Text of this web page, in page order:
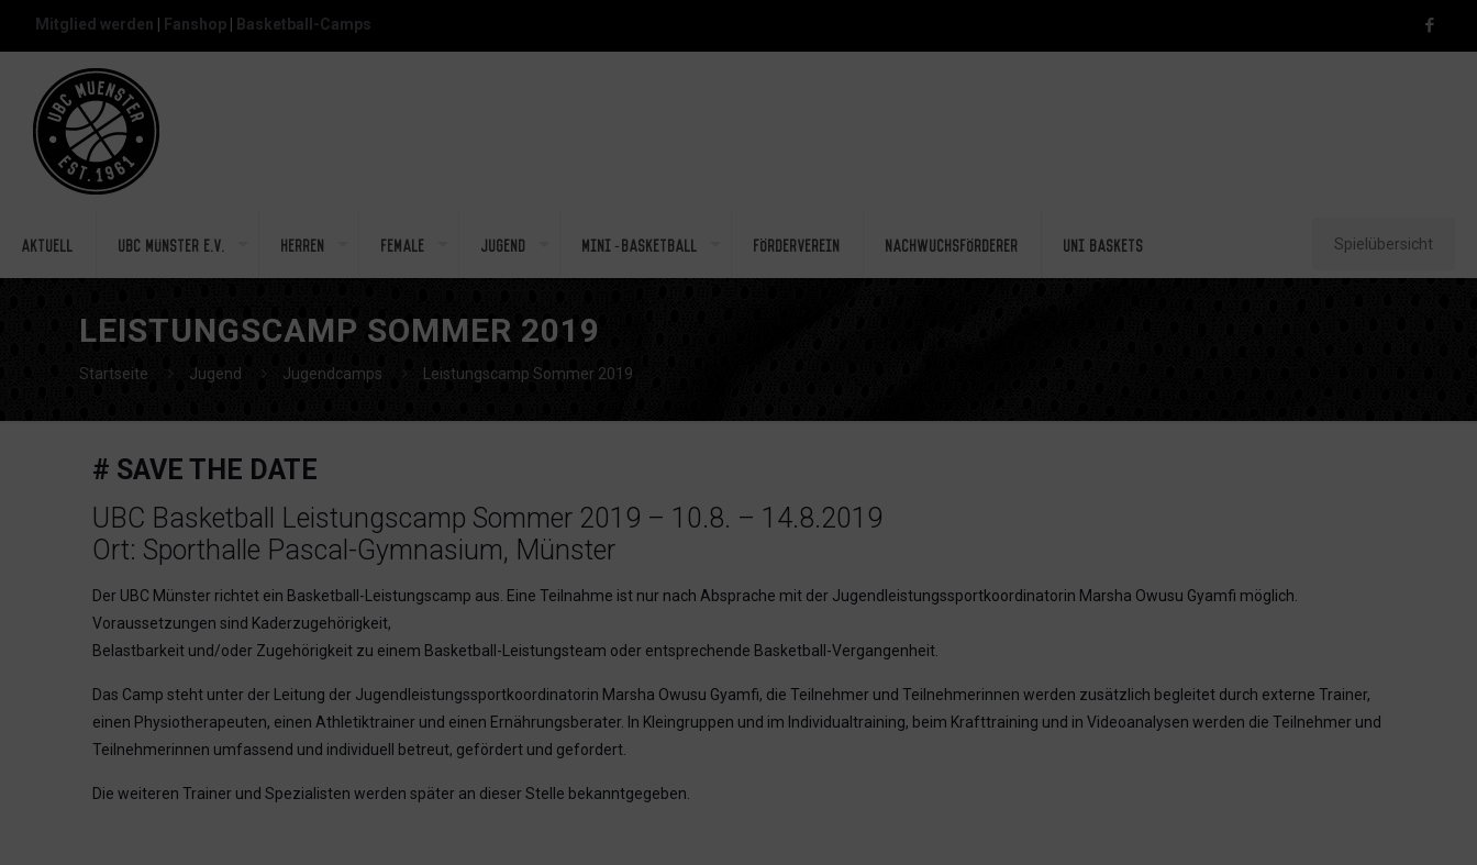
Mitglied werden Fanshop Basketball-Camps
Aktuell UBC Münster e.V. Herren Female Jugend Mini-Basketball Förderverein Nachwuchsförderer Uni Baskets Spielübersicht
LEISTUNGSCAMP SOMMER 2019
Startseite Jugend Jugendcamps Leistungscamp Sommer 2019
# SAVE THE DATE
UBC Basketball Leistungscamp Sommer 2019 – 10.8. – 14.8.2019
Ort: Sporthalle Pascal-Gymnasium, Münster
Der UBC Münster richtet ein Basketball-Leistungscamp aus. Eine Teilnahme ist nur nach Absprache mit der Jugendleistungssportkoordinatorin Marsha Owusu Gyamfi möglich.
Voraussetzungen sind Kaderzugehörigkeit,
Belastbarkeit und/oder Zugehörigkeit zu einem Basketball-Leistungsteam oder entsprechende Basketball-Vergangenheit.
Das Camp steht unter der Leitung der Jugendleistungssportkoordinatorin Marsha Owusu Gyamfi, die Teilnehmer und Teilnehmerinnen werden zusätzlich begleitet durch externe Trainer,
einen Physiotherapeuten, einen Athletiktrainer und einen Ernährungsberater. In Kleingruppen und im Individualtraining, beim Krafttraining und in Videoanalysen werden die Teilnehmer und
Teilnehmerinnen umfassend und individuell betreut, gefördert und gefordert.
Die weiteren Trainer und Spezialisten werden später an dieser Stelle bekanntgegeben.